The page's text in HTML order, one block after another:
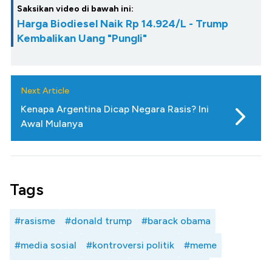
Saksikan video di bawah ini:
Harga Biodiesel Naik Rp 14.924/L - Trump
Kembalikan Uang "Pungli"
Next Article
Kenapa Argentina Dicap Negara Rasis? Ini
Awal Mulanya
Tags
#rasisme #donald trump #barack obama
#media sosial #kontroversi politik #meme